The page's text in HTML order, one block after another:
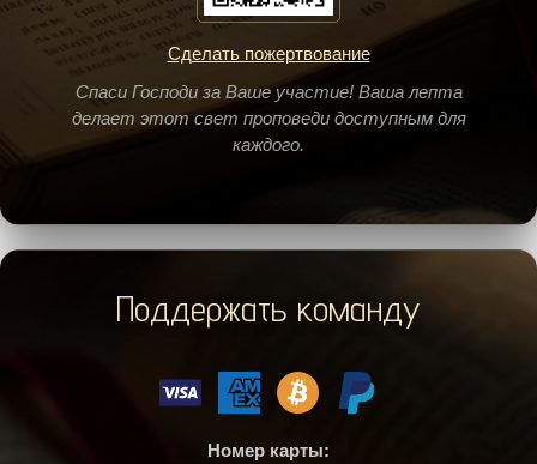
Сделать пожертвование
Спаси Господи за Ваше участие! Ваша лепта
делает этот свет проповеди доступным для
каждого.
Поддержать команду
Номер карты: